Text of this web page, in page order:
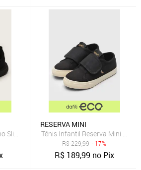
Slip On Preto
RESERVA MINI
Tênis Infantil Reserva Mini Logo
R$229,99 - 17%
R$ 189,99 no Pix